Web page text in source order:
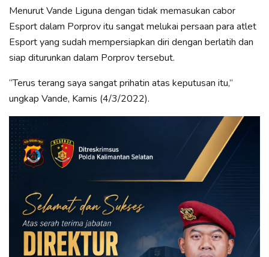
Menurut Vande Liguna dengan tidak memasukan cabor
Esport dalam Porprov itu sangat melukai persaan para atlet
Esport yang sudah mempersiapkan diri dengan berlatih dan
siap diturunkan dalam Porprov tersebut.
“Terus terang saya sangat prihatin atas keputusan itu,”
ungkap Vande, Kamis (4/3/2022).